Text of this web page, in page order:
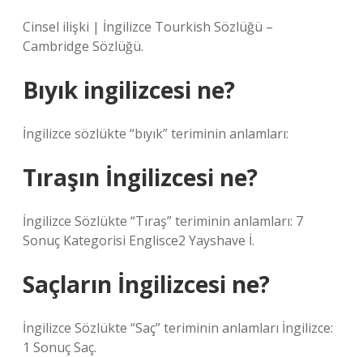
Cinsel ilişki | İngilizce Tourkish Sözlüğü –
Cambridge Sözlüğü.
Bıyık ingilizcesi ne?
İngilizce sözlükte “bıyık” teriminin anlamları:
Tıraşın İngilizcesi ne?
İngilizce Sözlükte “Tıraş” teriminin anlamları: 7
Sonuç Kategorisi Englisce2 Yayshave İ.
Saçların İngilizcesi ne?
İngilizce Sözlükte “Saç” teriminin anlamları İngilizce:
1 Sonuç Saç.